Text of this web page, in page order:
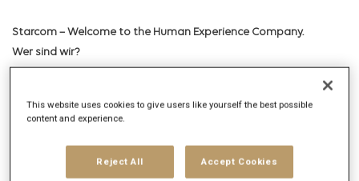
Starcom – Welcome to the Human Experience Company.
Wer sind wir?
Media- und Kommunikationsagenturen in Deutschland. Global
This website uses cookies to give users like yourself the best possible
content and experience.
Reject All Accept Cookies